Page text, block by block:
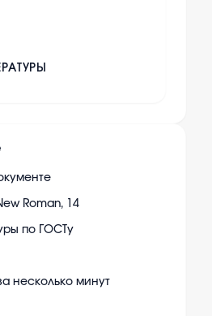
Roman, 14
по ГОСТу
несколько минут